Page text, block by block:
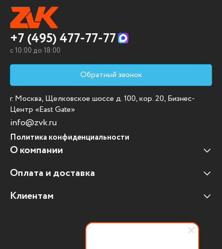
+7 (495) 477-77-77
c 10:00 до 18:00
Обратный звонок
г. Москва, Щелковское шоссе д. 100, кор. 20, Бизнес-
Центр «East Gate»
info@zvk.ru
Политика конфиденциальности
О компании
Наши клиенты
Отзывы клиентов
Оплата и доставка
Оплата и доставка
Клиентам